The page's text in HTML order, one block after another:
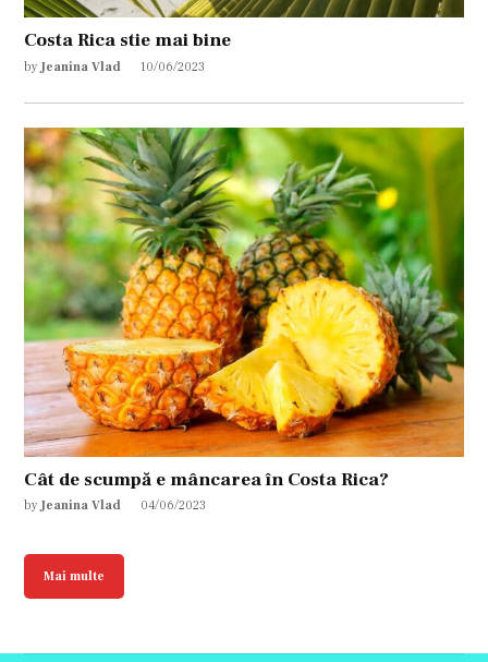
Costa Rica stie mai bine
by Jeanina Vlad 10/06/2023
Cât de scumpă e mâncarea în Costa Rica?
by Jeanina Vlad 04/06/2023
Mai multe